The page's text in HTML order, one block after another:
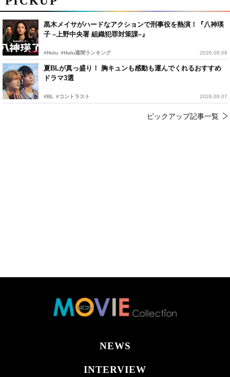
黒木メイサがハードなアクションで刑事役を熱演！『八神瑛
子 –上野中央署 組織犯罪対策課–』
#Hulu #Hulu週間ランキング 2026.08.08
夏BLが真っ盛り！ 胸キュンも感動も運んでくれるおすすめ
ドラマ3選
#BL #コントラスト 2026.08.07
ピックアップ記事一覧
NEWS
INTERVIEW